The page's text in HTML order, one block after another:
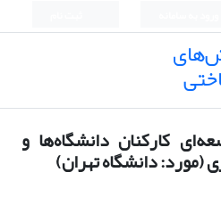
کارکنان دانشگاه‌ها و
(مورد: دانشگاه تهران)